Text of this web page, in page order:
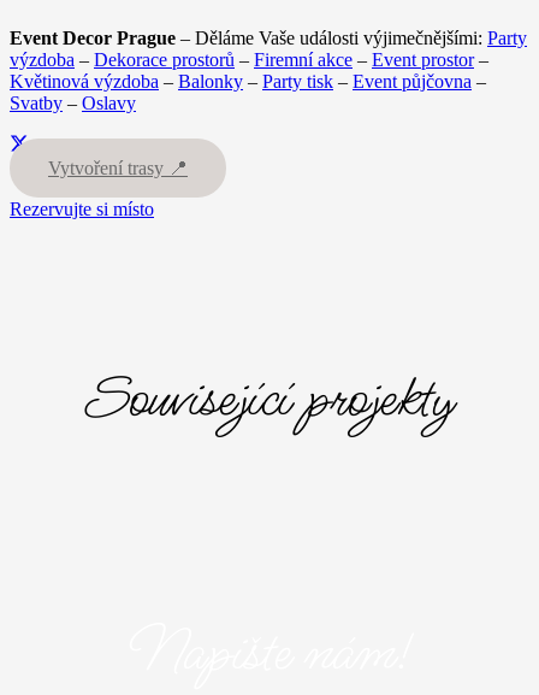
Event Decor Prague – Děláme Vaše události výjimečnějšími: Party
výzdoba – Dekorace prostorů – Firemní akce – Event prostor–
Květinová výzdoba – Balonky – Party tisk – Event půjčovna –
Svatby – Oslavy
Vytvoření trasy 📍
Rezervujte si místo
Související projekty